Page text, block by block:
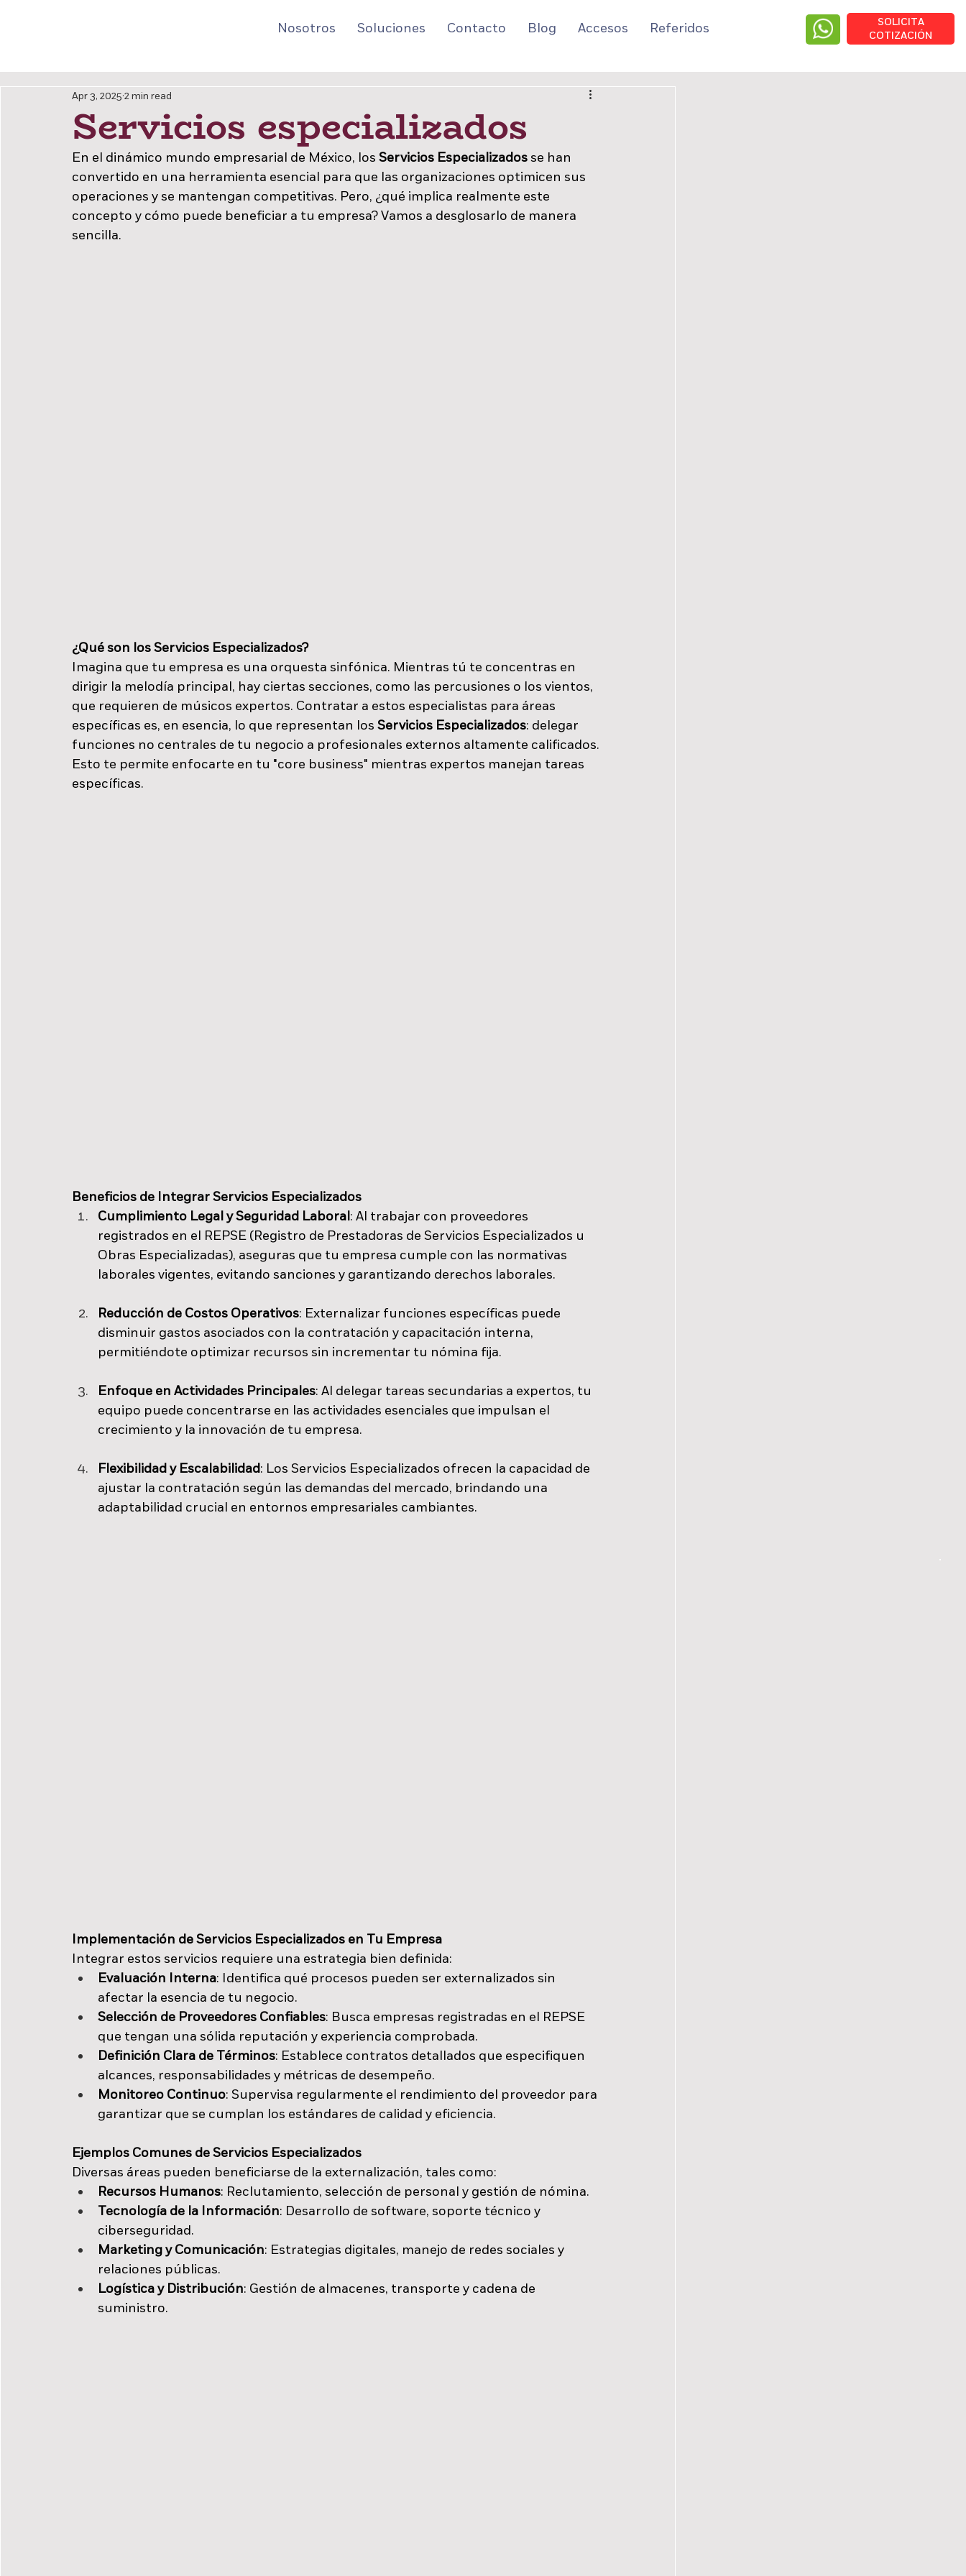
Nosotros Soluciones Contacto Blog Accesos Referidos
SOLICITA
COTIZACIÓN
Servicios especializados
Apr 3, 2025 2 min read
En el dinámico mundo empresarial de México, los Servicios Especializados se han
convertido en una herramienta esencial para que las organizaciones optimicen sus
operaciones y se mantengan competitivas. Pero, ¿qué implica realmente este
concepto y cómo puede beneficiar a tu empresa? Vamos a desglosarlo de manera
sencilla.
¿Qué son los Servicios Especializados?
Imagina que tu empresa es una orquesta sinfónica. Mientras tú te concentras en
dirigir la melodía principal, hay ciertas secciones, como las percusiones o los vientos,
que requieren de músicos expertos. Contratar a estos especialistas para áreas
específicas es, en esencia, lo que representan los Servicios Especializados: delegar
funciones no centrales de tu negocio a profesionales externos altamente calificados.
Esto te permite enfocarte en tu "core business" mientras expertos manejan tareas
específicas.
Beneficios de Integrar Servicios Especializados
Cumplimiento Legal y Seguridad Laboral: Al trabajar con proveedores
registrados en el REPSE (Registro de Prestadoras de Servicios Especializados u
Obras Especializadas), aseguras que tu empresa cumple con las normativas
laborales vigentes, evitando sanciones y garantizando derechos laborales.
Reducción de Costos Operativos: Externalizar funciones específicas puede
disminuir gastos asociados con la contratación y capacitación interna,
permitiéndote optimizar recursos sin incrementar tu nómina fija.
Enfoque en Actividades Principales: Al delegar tareas secundarias a expertos, tu
equipo puede concentrarse en las actividades esenciales que impulsan el
crecimiento y la innovación de tu empresa.
Flexibilidad y Escalabilidad: Los Servicios Especializados ofrecen la capacidad de
ajustar la contratación según las demandas del mercado, brindando una
adaptabilidad crucial en entornos empresariales cambiantes.
Implementación de Servicios Especializados en Tu Empresa
Integrar estos servicios requiere una estrategia bien definida:
Evaluación Interna: Identifica qué procesos pueden ser externalizados sin
afectar la esencia de tu negocio.
Selección de Proveedores Confiables: Busca empresas registradas en el REPSE
que tengan una sólida reputación y experiencia comprobada.
Definición Clara de Términos: Establece contratos detallados que especifiquen
alcances, responsabilidades y métricas de desempeño.
Monitoreo Continuo: Supervisa regularmente el rendimiento del proveedor para
garantizar que se cumplan los estándares de calidad y eficiencia.
Ejemplos Comunes de Servicios Especializados
Diversas áreas pueden beneficiarse de la externalización, tales como:
Recursos Humanos: Reclutamiento, selección de personal y gestión de nómina.
Tecnología de la Información: Desarrollo de software, soporte técnico y
ciberseguridad.
Marketing y Comunicación: Estrategias digitales, manejo de redes sociales y
relaciones públicas.
Logística y Distribución: Gestión de almacenes, transporte y cadena de
suministro.